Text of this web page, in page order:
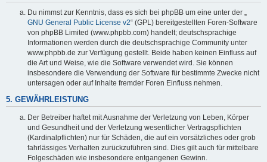
Du nimmst zur Kenntnis, dass es sich bei phpBB um eine unter der „
GNU General Public License v2“ (GPL) bereitgestellten Foren-Software
von phpBB Limited (www.phpbb.com) handelt; deutschsprachige
Informationen werden durch die deutschsprachige Community unter
www.phpbb.de zur Verfügung gestellt. Beide haben keinen Einfluss auf
die Art und Weise, wie die Software verwendet wird. Sie können
insbesondere die Verwendung der Software für bestimmte Zwecke nicht
untersagen oder auf Inhalte fremder Foren Einfluss nehmen.
5. GEWÄHRLEISTUNG
Der Betreiber haftet mit Ausnahme der Verletzung von Leben, Körper
und Gesundheit und der Verletzung wesentlicher Vertragspflichten
(Kardinalpflichten) nur für Schäden, die auf ein vorsätzliches oder grob
fahrlässiges Verhalten zurückzuführen sind. Dies gilt auch für mittelbare
Folgeschäden wie insbesondere entgangenen Gewinn.